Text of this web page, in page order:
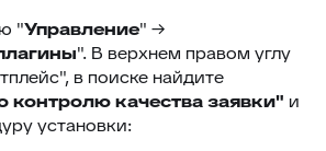
сообщения
общем списке
"Управление" →
". В верхнем правом углу
в поиске найдите
контролю качества заявки" и
установки: